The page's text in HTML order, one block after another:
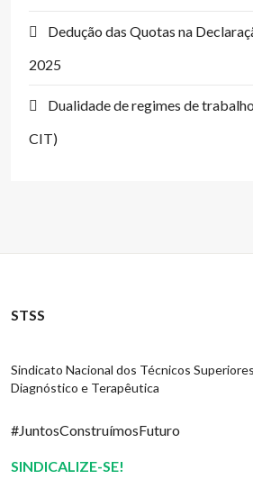
Dedução das Quotas na
2025
Dualidade de regimes de
CIT)
STSS
Sindicato Nacional dos Técnicos
Diagnóstico e Terapêutica
#JuntosConstruímosFuturo
SINDICALIZE-SE!